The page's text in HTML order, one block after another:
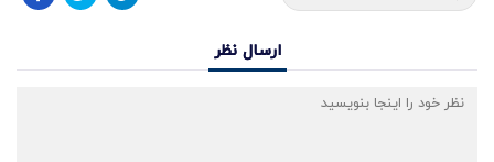
ارسال نظر